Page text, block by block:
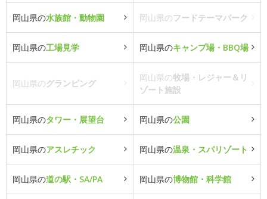
岡山県の水族館・動物園 岡山県のフードテーマパーク
岡山県の工場見学 岡山県のキャンプ場・BBQ場
岡山県のグランピング
岡山県の牧場・レジャー＆リ
ゾート施設
岡山県のタワー・展望台 岡山県の公園
岡山県のアスレチック 岡山県の温泉・スパリゾート
岡山県の道の駅・SA/PA 岡山県の博物館・科学館